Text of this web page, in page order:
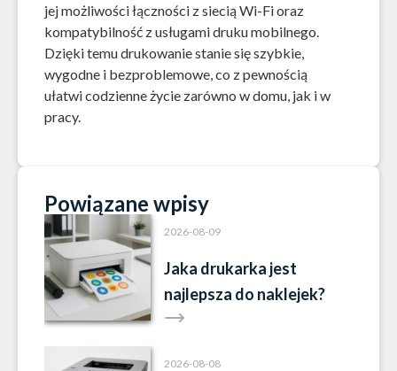
jej możliwości łączności z siecią Wi-Fi oraz
kompatybilność z usługami druku mobilnego.
Dzięki temu drukowanie stanie się szybkie,
wygodne i bezproblemowe, co z pewnością
ułatwi codzienne życie zarówno w domu, jak i w
pracy.
Powiązane wpisy
2026-08-09
Jaka drukarka jest
najlepsza do naklejek?
2026-08-08